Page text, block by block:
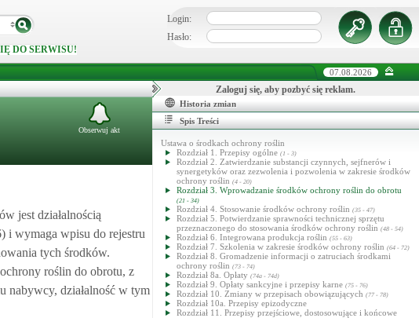
DO SERWISU!
Login:
Hasło:
07.08.2026
Obserwuj akt
jest działalnością
i wymaga wpisu do rejestru
tych środków.
roślin do obrotu, z
nabywcy, działalność w tym
Zaloguj się, aby pozbyć się reklam.
Historia zmian
Spis Treści
Ustawa o środkach ochrony roślin
Rozdział 1. Przepisy ogólne (1 - 3)
Rozdział 2. Zatwierdzanie substancji czynnych, sejfnerów i
synergetyków oraz zezwolenia i pozwolenia w zakresie środków
ochrony roślin (4 - 20)
Rozdział 3. Wprowadzanie środków ochrony roślin do obrotu
(21 - 34)
Rozdział 4. Stosowanie środków ochrony roślin (35 - 47)
Rozdział 5. Potwierdzanie sprawności technicznej sprzętu
przeznaczonego do stosowania środków ochrony roślin (48 - 54)
Rozdział 6. Integrowana produkcja roślin (55 - 63)
Rozdział 7. Szkolenia w zakresie środków ochrony roślin (64 - 72)
Rozdział 8. Gromadzenie informacji o zatruciach środkami
ochrony roślin (73 - 74)
Rozdział 8a. Opłaty (74a - 74d)
Rozdział 9. Opłaty sankcyjne i przepisy karne (75 - 76)
Rozdział 10. Zmiany w przepisach obowiązujących (77 - 78)
Rozdział 10a. Przepisy epizodyczne
Rozdział 11. Przepisy przejściowe, dostosowujące i końcowe